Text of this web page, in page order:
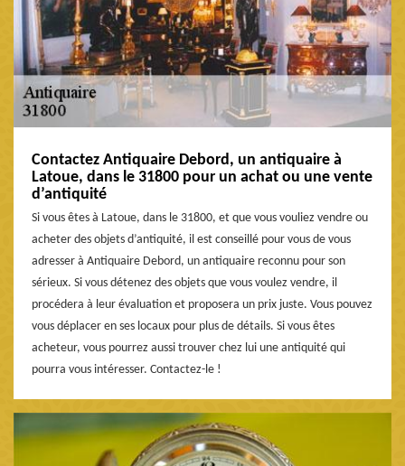
Contactez Antiquaire Debord, un antiquaire à
Latoue, dans le 31800 pour un achat ou une vente
d’antiquité
Si vous êtes à Latoue, dans le 31800, et que vous vouliez vendre ou
acheter des objets d’antiquité, il est conseillé pour vous de vous
adresser à Antiquaire Debord, un antiquaire reconnu pour son
sérieux. Si vous détenez des objets que vous voulez vendre, il
procédera à leur évaluation et proposera un prix juste. Vous pouvez
vous déplacer en ses locaux pour plus de détails. Si vous êtes
acheteur, vous pourrez aussi trouver chez lui une antiquité qui
pourra vous intéresser. Contactez-le !